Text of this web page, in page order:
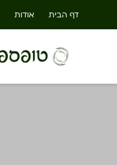
דף הבית אודות